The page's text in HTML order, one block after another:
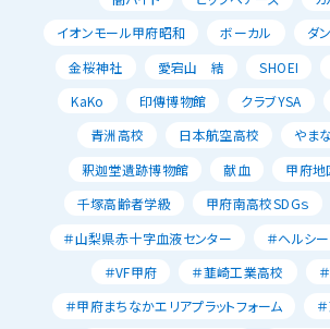
イオンモール甲府昭和
ボーカル ダ
金桜神社
愛宕山 結 SHOEI
KaKo
印傳博物館 クラブYSA
青洲高校
日本航空高校
やま
釈迦堂遺跡博物館
献血
甲府地
千塚高齢者学級
甲府南高校SDGｓ
＃山梨県赤十字血液センター
＃ヘルシ
＃VF甲府
＃韮崎工業高校
＃甲府まちなかエリアプラットフォーム